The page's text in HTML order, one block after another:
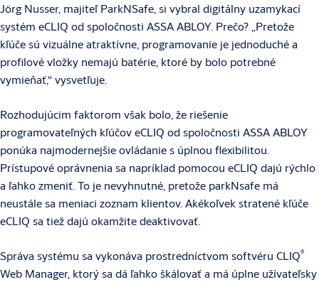
Jörg Nusser, majiteľ ParkNSafe, si vybral digitálny uzamykací
systém eCLIQ od spoločnosti ASSA ABLOY. Prečo? „Pretože
kľúče sú vizuálne atraktívne, programovanie je jednoduché a
profilové vložky nemajú batérie, ktoré by bolo potrebné
vymieňať,“ vysvetľuje.
Rozhodujúcim faktorom však bolo, že riešenie
programovateľných kľúčov eCLIQ od spoločnosti ASSA ABLOY
ponúka najmodernejšie ovládanie s úplnou flexibilitou.
Prístupové oprávnenia sa napríklad pomocou eCLIQ dajú rýchlo
a ľahko zmeniť. To je nevyhnutné, pretože parkNsafe má
neustále sa meniaci zoznam klientov. Akékoľvek stratené kľúče
eCLIQ sa tiež dajú okamžite deaktivovať.
Správa systému sa vykonáva prostredníctvom softvéru CLIQ®
Web Manager, ktorý sa dá ľahko škálovať a má úplne užívateľsky